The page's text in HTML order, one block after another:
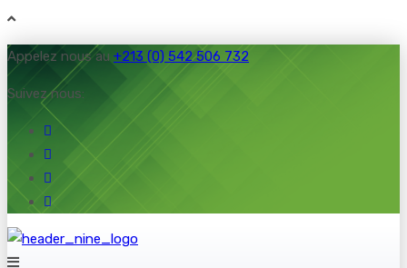
Appelez nous au +213 (0) 542 506 732
Suivez nous: